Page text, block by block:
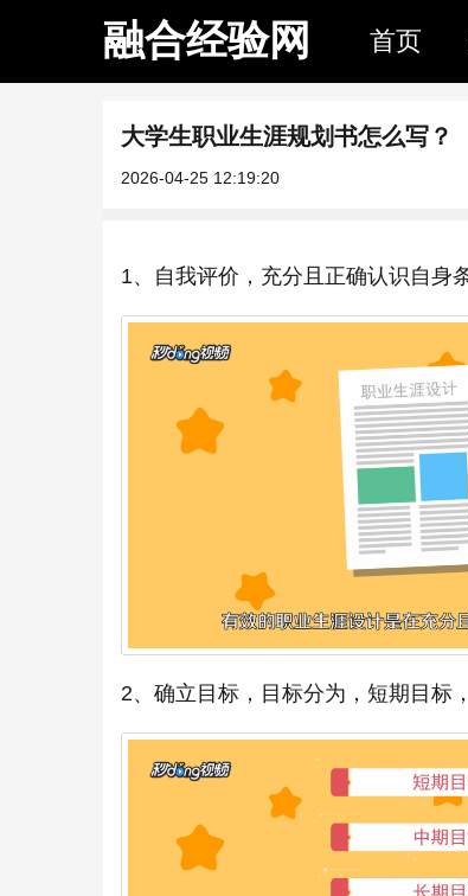
融合经验网 首页
大学生职业生涯规划书怎么写？
2026-04-25 12:19:20
1、自我评价，充分且正确认识自身
2、确立目标，目标分为，短期目标